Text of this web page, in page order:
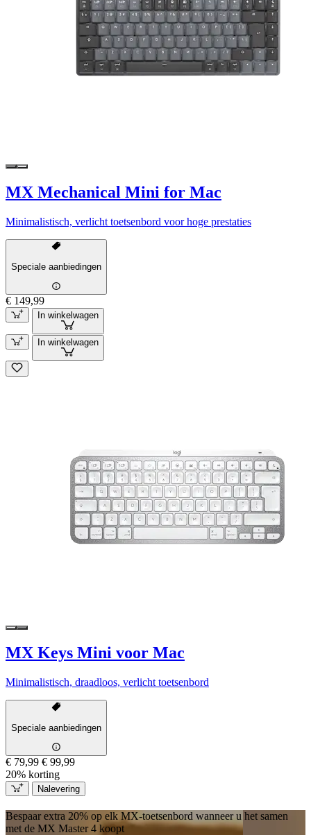
MX Mechanical Mini for Mac
Minimalistisch, verlicht toetsenbord voor hoge prestaties
Speciale aanbiedingen
€ 149,99
In winkelwagen
In winkelwagen
MX Keys Mini voor Mac
Minimalistisch, draadloos, verlicht toetsenbord
Speciale aanbiedingen
€ 79,99 € 99,99
20% korting
Nalevering
Bespaar extra 20% op elk MX-toetsenbord wanneer u het samen
met de MX Master 4 koopt